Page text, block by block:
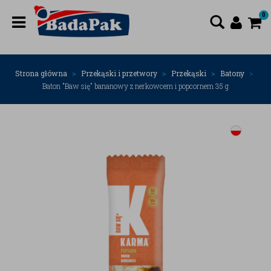
0
Strona główna Przekąski i przetwory Przekąski
Batony
Baton "Baw się" bananowy z nerkowcem i popcornem 35 g